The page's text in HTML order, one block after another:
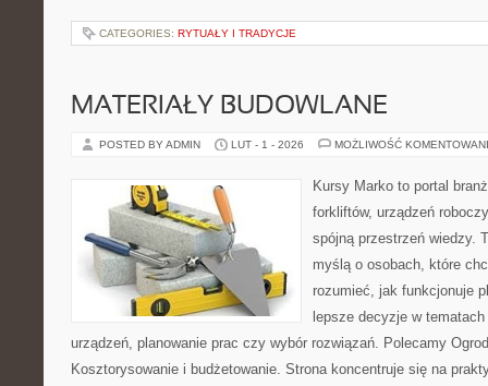
CATEGORIES: RYTUAŁY I TRADYCJE
MATERIAŁY BUDOWLANE
POSTED BY ADMIN LUT - 1 - 2026 MOŻLIWOŚĆ
Kursy Marko to portal
forkliftów, urządzeń
spójną przestrzeń wiedzy.
myślą o osobach, które
rozumieć, jak funkcjonuje
lepsze decyzje w
urządzeń, planowanie prac czy wybór rozwiązań. Polecamy
Kosztorysowanie i budżetowanie. Strona koncentruje się na